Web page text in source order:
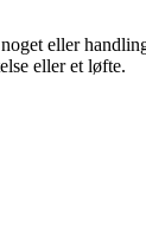
eller
eller et løfte.